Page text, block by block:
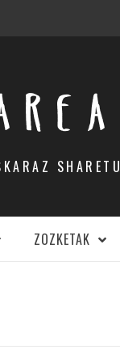
SHARETU
ZOZKETAK